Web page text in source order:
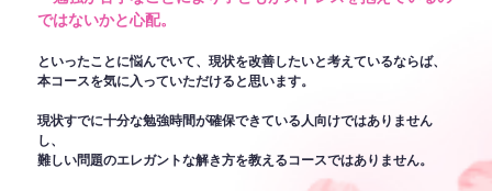
ではないかと心配。
といったことに悩んでいて、現状を改善したいと考えているならば、
本コースを気に入っていただけると思います。
現状すでに十分な勉強時間が確保できている人向けではありません
し、
難しい問題のエレガントな解き方を教えるコースではありません。